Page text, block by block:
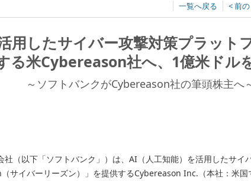
一覧へ戻る < 前
用したサイバー攻撃対策プラット
る米Cybereason社へ、1億米ドル
～ソフトバンクがCybereason社の筆頭株主へ
社（以下「ソフトバンク」）は、AI（人工知能）を活用したサイ
サイバーリーズン）」を提供するCybereason Inc.（本社：米国